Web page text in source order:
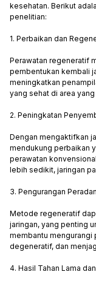
kesehatan. Berikut
penelitian:
1. Perbaikan dan
Perawatan regeneratif
pembentukan kembali
meningkatkan
yang sehat di area
2. Peningkatan
Dengan mengaktifkan
mendukung perbaikan
perawatan
lebih sedikit, jaringan
3. Pengurangan
Metode regeneratif
jaringan, yang penting
membantu mengurangi
degeneratif, dan
4. Hasil Tahan Lama